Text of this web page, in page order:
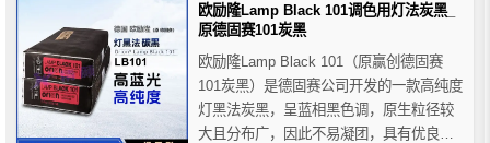
欧励隆Lamp Black 101调色用灯法炭黑_
原德固赛101炭黑
欧励隆Lamp Black 101（原赢创德固赛
101炭黑）是德固赛公司开发的一款高纯度
灯黑法炭黑，呈蓝相黑色调，原生粒径较
大且分布广，因此不易凝团，具有优良的